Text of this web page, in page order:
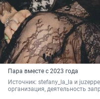
Пара вместе с 2023 года
Источник: stefany_la_la и
организация, деятельность